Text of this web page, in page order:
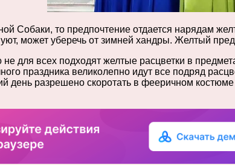
Собаки, то предпочтение отдается нарядам
может уберечь от зимней хандры. Желтый
для всех подходят желтые расцветки в
праздника великолепно идут все подряд
день разрешено скоротать в фееричном